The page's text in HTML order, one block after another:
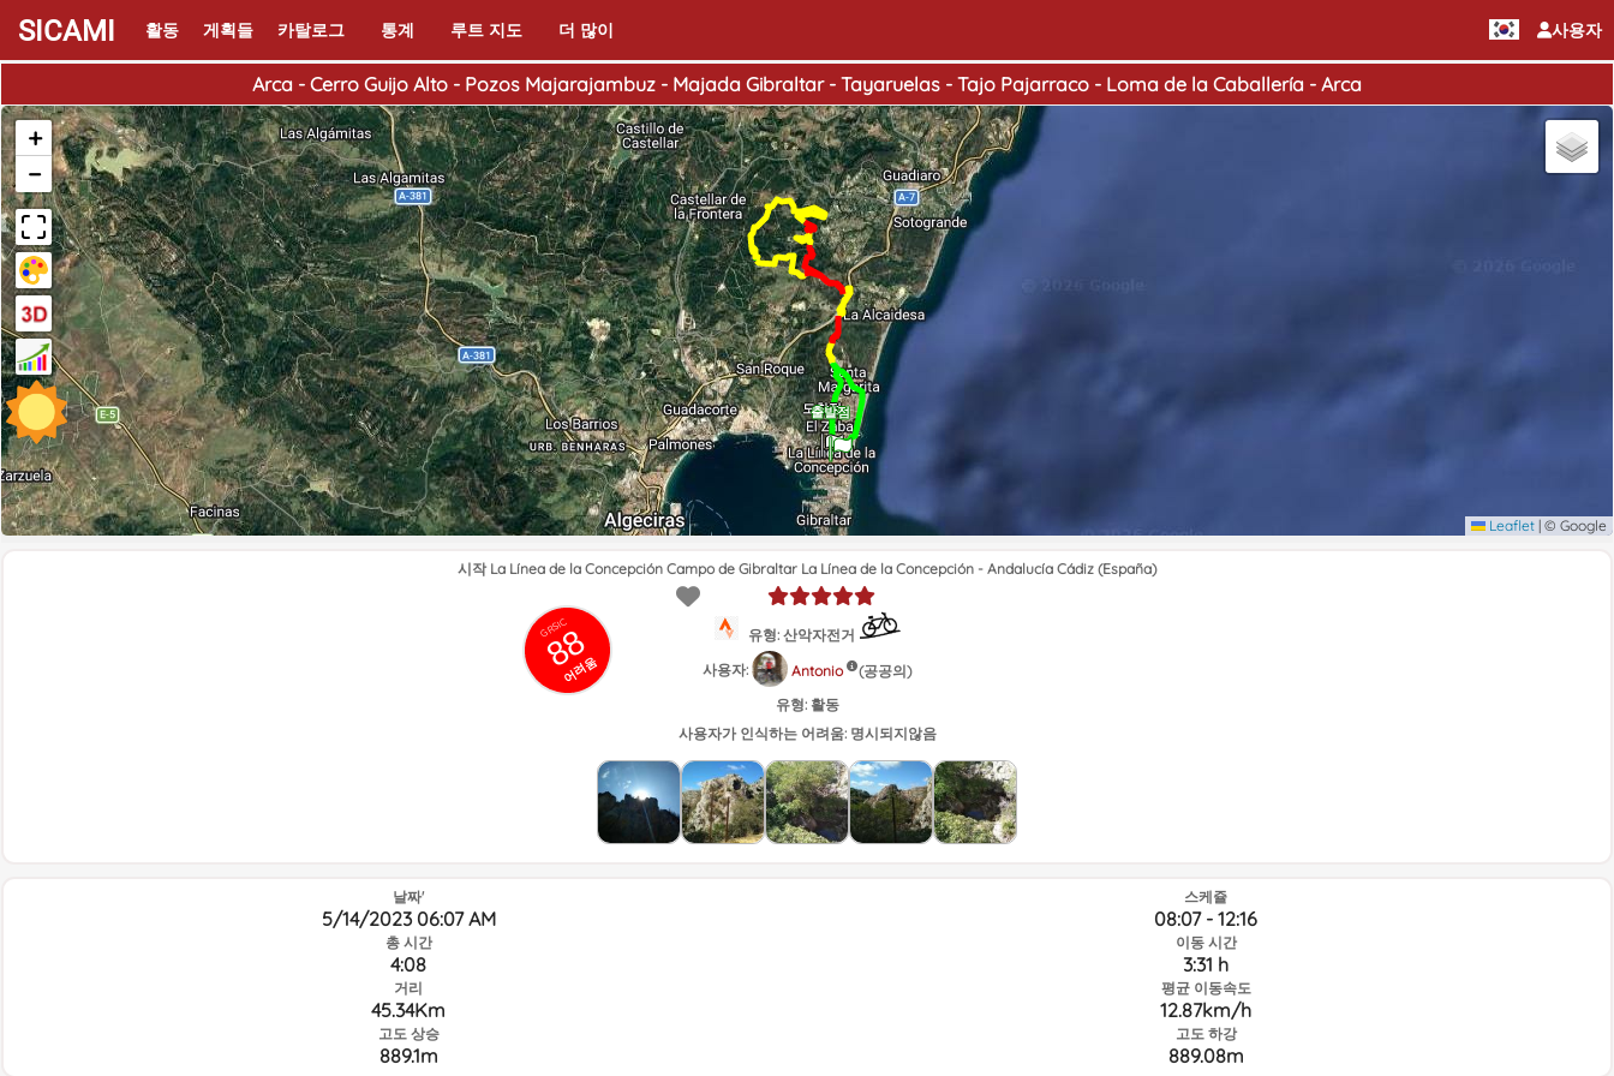
사용자
SICAMI 활동 게획들 카탈로그 통계 루트 지도 더 많이
Arca - Cerro Guijo Alto - Pozos Majarajambuz - Majada Gibraltar - Tayaruelas - Tajo Pajarraco - Loma de la Caballería - Arca
출발점
도착점
+
−
Leaflet | © Google
GRSIC
88
어려움
시작 La Línea de la Concepción Campo de Gibraltar La Línea de la Concepción - Andalucía Cádiz (España)
유형: 산악자전거
사용자:
Antonio
(공공의)
유형: 활동
사용자가 인식하는 어려움: 명시되지않음
날짜'
5/14/2023 06:07 AM
총 시간
4:08
거리
45.34Km
고도 상승
889.1m
스케쥴
08:07 - 12:16
이동 시간
3:31 h
평균 이동속도
12.87km/h
고도 하강
889.08m